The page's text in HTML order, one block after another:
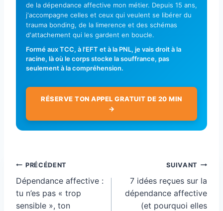
de la dépendance affective mon métier. Depuis 15 ans,
j'accompagne celles et ceux qui veulent se libérer du
trauma bonding, de la limerence et des schémas
d'attachement qui les gardent en boucle.
Formé aux TCC, à l'EFT et à la PNL, je vais droit à la
racine, là où le corps stocke la souffrance, pas
seulement à la compréhension.
RÉSERVE TON APPEL GRATUIT DE 20 MIN
→
Navigation
de
l’article
PRÉCÉDENT
Dépendance affective :
tu n’es pas « trop
sensible », ton
SUIVANT
7 idées reçues sur la
dépendance affective
(et pourquoi elles